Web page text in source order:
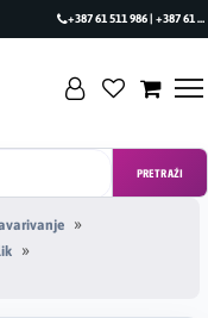
+387 61 511 986 | +387 61 493 470
PRETRAŽI